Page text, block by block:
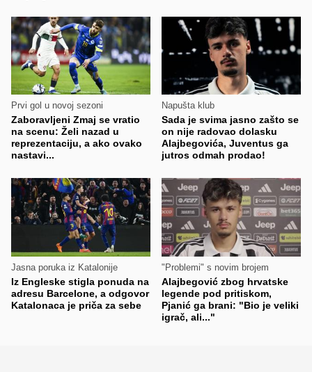
Prvi gol u novoj sezoni
Zaboravljeni Zmaj se vratio
na scenu: Želi nazad u
reprezentaciju, a ako ovako
nastavi...
Napušta klub
Sada je svima jasno zašto se
on nije radovao dolasku
Alajbegovića, Juventus ga
jutros odmah prodao!
Jasna poruka iz Katalonije
Iz Engleske stigla ponuda na
adresu Barcelone, a odgovor
Katalonaca je priča za sebe
"Problemi" s novim brojem
Alajbegović zbog hrvatske
legende pod pritiskom,
Pjanić ga brani: "Bio je veliki
igrač, ali..."